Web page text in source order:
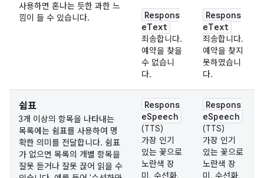
사용하면 혼나는 듯한 과한 느
낌이 들 수 있습니다.
Respons
eText
죄송합니다.
예약을 찾을
수 없습니
다.
Respons
eText
죄송합니다.
예약을 찾지
못하였습니
다.
쉼표
3개 이상의 항목을 나타내는
목록에는 쉼표를 사용하여 명
확한 의미를 전달합니다. 쉼표
가 없으면 목록의 개별 항목을
잘못 듣거나 잘못 끊어 읽을 수
Respons
eSpeech
(TTS)
가장 인기
있는 꽃으로
노란색 장
미, 수선화,
Respons
eSpeech
(TTS)
가장 인기
있는 꽃으로
노란색 장
미, 수선화,